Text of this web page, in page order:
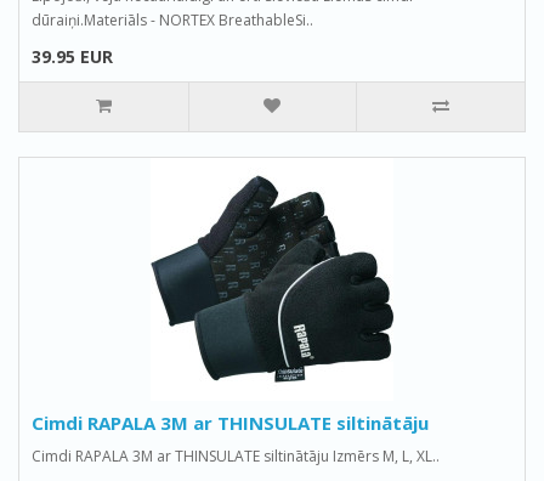
dūraiņi.Materiāls - NORTEX BreathableSi..
39.95 EUR
Cimdi RAPALA 3M ar THINSULATE siltinātāju
Cimdi RAPALA 3M ar THINSULATE siltinātāju Izmērs M, L, XL..